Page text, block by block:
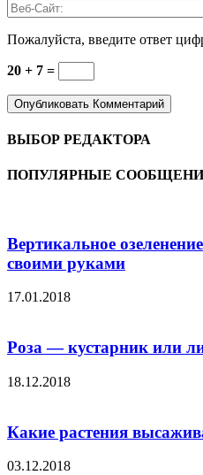
Пожалуйста, введите ответ
20 + 7 =
ВЫБОР РЕДАКТОРА
ПОПУЛЯРНЫЕ
Вертикальное
своими руками
17.01.2018
Роза — кустарник или
18.12.2018
Какие растения
03.12.2018